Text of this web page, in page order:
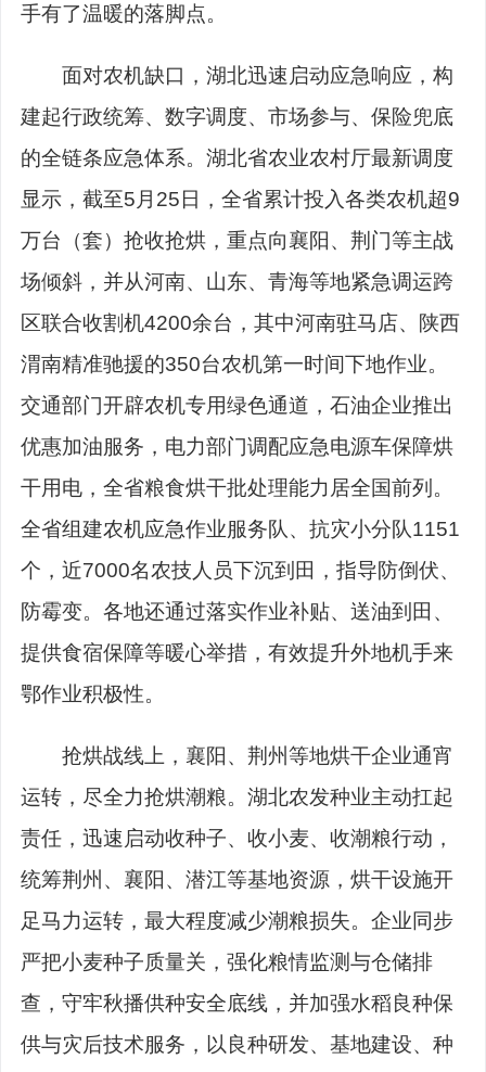
手有了温暖的落脚点。
面对农机缺口，湖北迅速启动应急响应，构
建起行政统筹、数字调度、市场参与、保险兜底
的全链条应急体系。湖北省农业农村厅最新调度
显示，截至5月25日，全省累计投入各类农机超9
万台（套）抢收抢烘，重点向襄阳、荆门等主战
场倾斜，并从河南、山东、青海等地紧急调运跨
区联合收割机4200余台，其中河南驻马店、陕西
渭南精准驰援的350台农机第一时间下地作业。
交通部门开辟农机专用绿色通道，石油企业推出
优惠加油服务，电力部门调配应急电源车保障烘
干用电，全省粮食烘干批处理能力居全国前列。
全省组建农机应急作业服务队、抗灾小分队1151
个，近7000名农技人员下沉到田，指导防倒伏、
防霉变。各地还通过落实作业补贴、送油到田、
提供食宿保障等暖心举措，有效提升外地机手来
鄂作业积极性。
抢烘战线上，襄阳、荆州等地烘干企业通宵
运转，尽全力抢烘潮粮。湖北农发种业主动扛起
责任，迅速启动收种子、收小麦、收潮粮行动，
统筹荆州、襄阳、潜江等基地资源，烘干设施开
足马力运转，最大程度减少潮粮损失。企业同步
严把小麦种子质量关，强化粮情监测与仓储排
查，守牢秋播供种安全底线，并加强水稻良种保
供与灾后技术服务，以良种研发、基地建设、种